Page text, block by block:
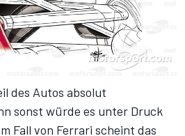
des Autos absolut
sonst würde es unter Druck
Fall von Ferrari scheint das